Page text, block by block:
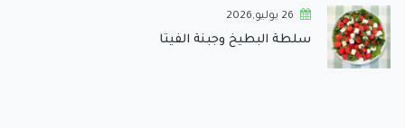
26 يوليو,2026
سلطة البطيخ وجبنة الفيتا